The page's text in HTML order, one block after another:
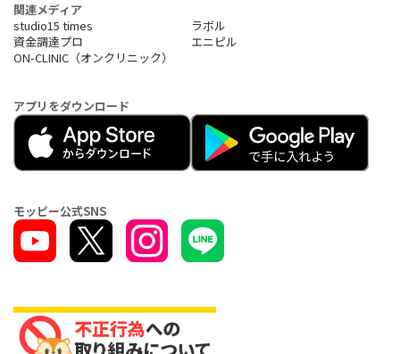
関連メディア
studio15 times
ラボル
資金調達プロ
エニピル
ON-CLINIC（オンクリニック）
アプリをダウンロード
モッピー公式SNS